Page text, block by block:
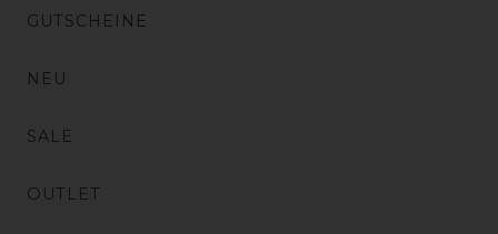
GUTSCHEINE
NEU
SALE
OUTLET